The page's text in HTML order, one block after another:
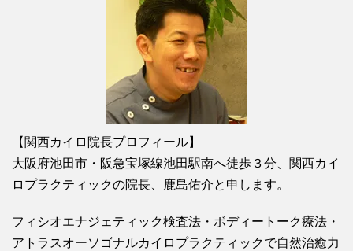
【関西カイロ院長プロフィール】
大阪府池田市・阪急宝塚線池田駅南へ徒歩３分、関西カイ
ロプラクティックの院長、鹿島佑介と申します。
フィシオエナジェティック検査法・ボディートーク療法・
アトラスオーソゴナルカイロプラクティックで自然治癒力